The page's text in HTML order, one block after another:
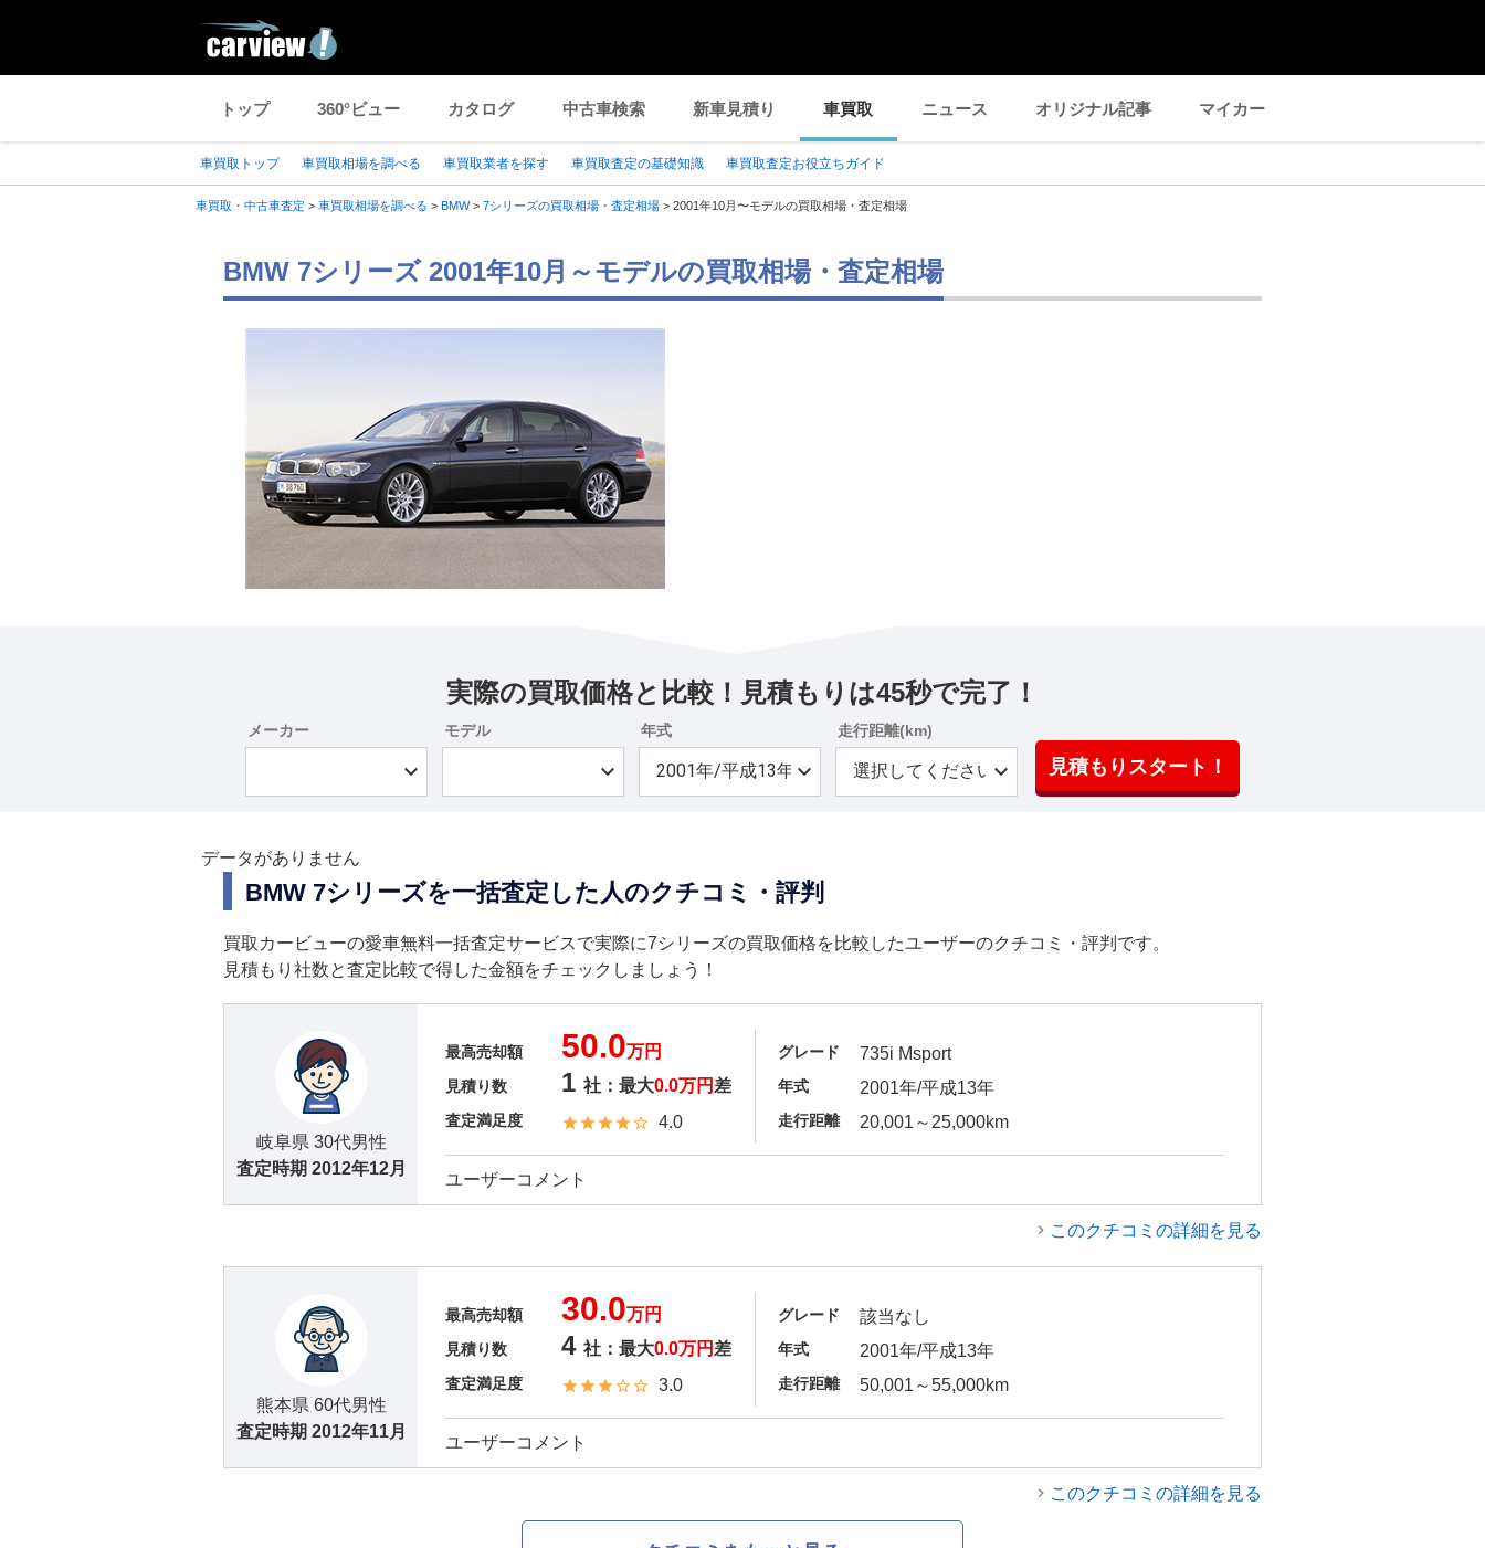
トップ 360°ビュー カタログ 中古車検索 新車見積り 車買取 ニュース オリジナル記事 マイカー
車買取トップ 車買取相場を調べる 車買取業者を探す 車買取査定の基礎知識 車買取査定お役立ちガイド
車買取・中古車査定 > 車買取相場を調べる > BMW > 7シリーズの買取相場・査定相場 > 2001年10月〜モデルの買取相場・査定相場
BMW 7シリーズ 2001年10月～モデルの買取相場・査定相場
実際の買取価格と比較！見積もりは45秒で完了！
メーカー モデル 年式 走行距離(km)
見積もりスタート！
データがありません
BMW 7シリーズを一括査定した人のクチコミ・評判
買取カービューの愛車無料一括査定サービスで実際に7シリーズの買取価格を比較したユーザーのクチコミ・評判です。
見積もり社数と査定比較で得した金額をチェックしましょう！
岐阜県 30代男性
査定時期 2012年12月
最高売却額 50.0万円
見積り数 1 社：最大0.0万円 差
査定満足度 4.0
グレード 735i Msport
年式 2001年/平成13年
走行距離 20,001～25,000km
ユーザーコメント
このクチコミの詳細を見る
熊本県 60代男性
査定時期 2012年11月
最高売却額 30.0万円
見積り数 4 社：最大0.0万円 差
査定満足度 3.0
グレード 該当なし
年式 2001年/平成13年
走行距離 50,001～55,000km
ユーザーコメント
このクチコミの詳細を見る